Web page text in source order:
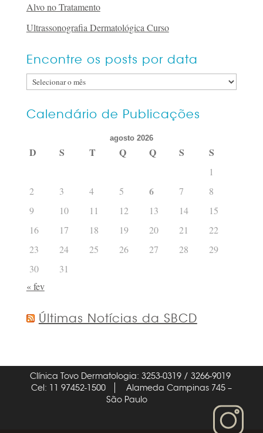
Alvo no Tratamento
Ultrassonografia Dermatológica Curso
Encontre os posts por data
Encontre
posts
Calendário de Publicações
agosto 2026
D S T Q Q S S
1
2
3 4 5 6 7
8
9
10 11 12 13 14
15
16
17 18 19 20 21
22
23
24 25 26 27 28
29
30
31
« fev
Últimas Notícias da SBCD
Clínica Tovo Dermatologia: 3253-0319 / 3266-9019
Cel: 11 97452-1500
Alameda Campinas 745 –
São Paulo